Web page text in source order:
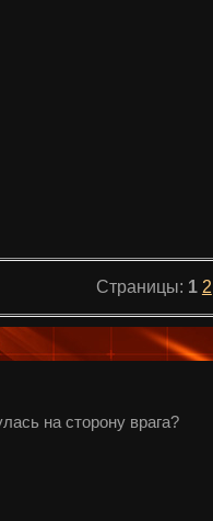
Страницы: 1 2
на сторону врага?